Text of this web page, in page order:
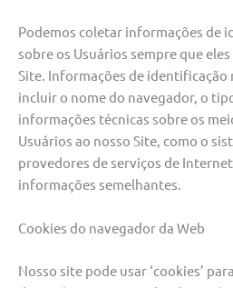
Podemos coletar informações de
sobre os Usuários sempre que
Site. Informações de identificação
incluir o nome do navegador, o
informações técnicas sobre os
Usuários ao nosso Site, como o
provedores de serviços de
informações semelhantes.
Cookies do navegador da Web
Nosso site pode usar ‘cookies’